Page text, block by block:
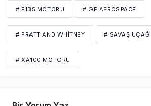
# F135 MOTORU # GE AEROSPACE
# PRATT AND WHITNEY # SAVAŞ UÇAĞI
# XA100 MOTORU